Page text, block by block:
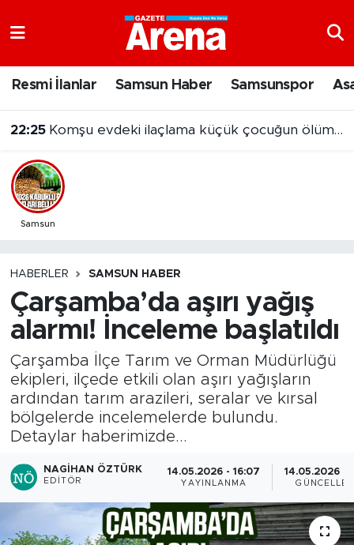
Resmi İlanlar Samsun Haber Samsunspor
22:25 Komşu evdeki ilaçlama küçük çocuğun ölümüne neden oldu
Samsun
HABERLER SAMSUN HABER
Çarşamba’da aşırı yağış
alarmı! İnceleme başlatıldı
Çarşamba İlçe Tarım ve Orman Müdürlüğü
ekipleri, ilçede etkili olan aşırı yağışların
ardından tarım arazileri, seralar ve kırsal
bölgelerde incelemelerde bulundu.
Detaylar haberimizde...
NAGIHAN ÖZTÜRK
EDITÖR
14.05.2026 - 16:07
YAYINLANMA
14.05.2026 -
Samsun Namaz Vakitleri
Trafik Durumu
Süper Lig Puan Durumu ve Fikstür
Son Dakika Haberleri
Haber Arşivi